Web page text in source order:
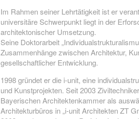
Im Rahmen seiner Lehrtätigkeit ist er
universitäre Schwerpunkt liegt in der
architektonischer Umsetzung.
Seine Doktorarbeit
Zusammenhänge zwischen Architektur,
gesellschaftlicher Entwicklung.
1998 gründet er die i-unit, eine
und Kunstprojekten. Seit 2003
Bayerischen Architektenkammer als
Architekturbüros in „i-unit Architekten ZT